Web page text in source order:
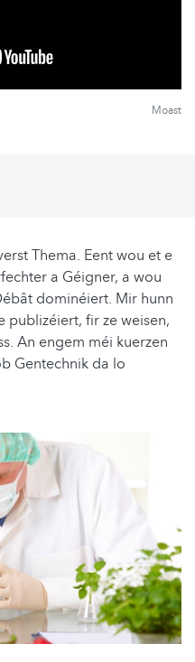
Moast
Thema. Eent wou et e
a Géigner, a wou
dominéiert. Mir hunn
publizéiert, fir ze weisen,
An engem méi kuerzen
Gentechnik da lo